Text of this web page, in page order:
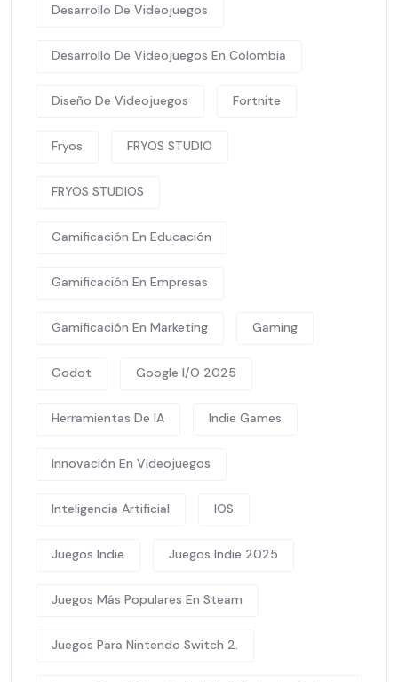
Desarrollo De Videojuegos
Desarrollo De Videojuegos En Colombia
Diseño De Videojuegos Fortnite
Fryos FRYOS STUDIO
FRYOS STUDIOS
Gamificación En Educación
Gamificación En Empresas
Gamificación En Marketing Gaming
Godot Google I/O 2025
Herramientas De IA Indie Games
Innovación En Videojuegos
Inteligencia Artificial IOS
Juegos Indie Juegos Indie 2025
Juegos Más Populares En Steam
Juegos Para Nintendo Switch 2.